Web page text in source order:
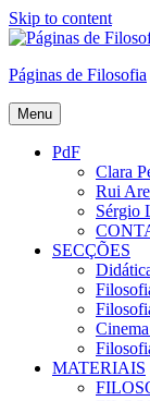
Skip to content
Páginas de Filosofia
Menu
PdF
Clara
Rui
Sérgio
SECÇÕES
MATERIAIS